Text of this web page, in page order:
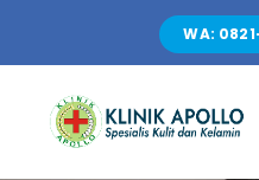
content
WA: